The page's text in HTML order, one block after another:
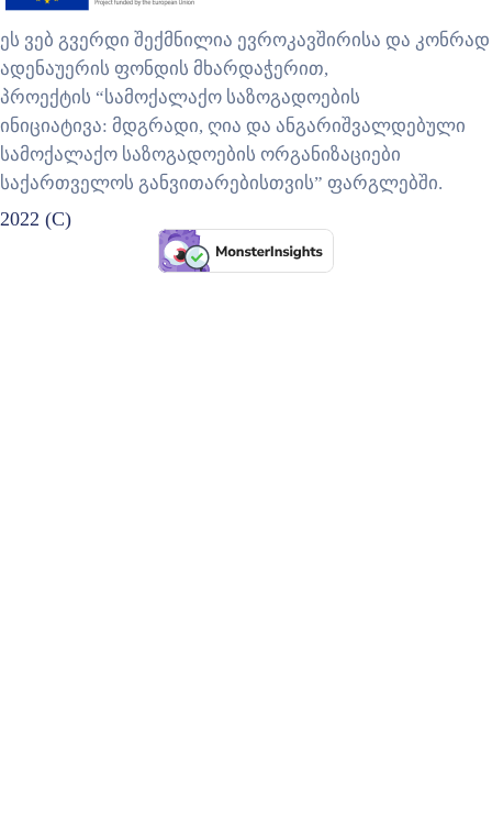
ეს ვებ გვერდი შექმნილია ევროკავშირისა და კონრად
ადენაუერის ფონდის მხარდაჭერით,
პროექტის “სამოქალაქო საზოგადოების
ინიციატივა: მდგრადი, ღია და ანგარიშვალდებული
სამოქალაქო საზოგადოების ორგანიზაციები
საქართველოს განვითარებისთვის” ფარგლებში.
2022 (C)